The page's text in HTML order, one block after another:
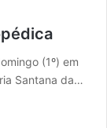
(1º) em
Santana da…